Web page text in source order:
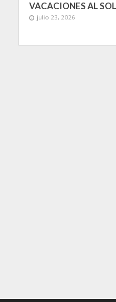
VACACIONES AL SOL
julio 23, 2026